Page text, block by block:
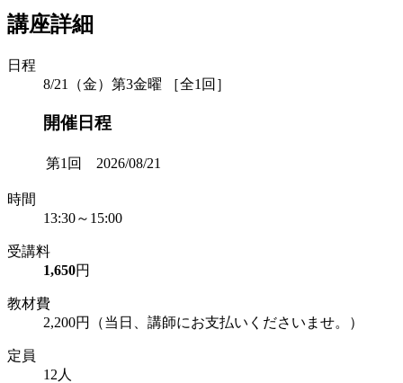
講座詳細
日程
8/21（金）第3金曜 ［全1回］
開催日程
第1回 2026/08/21
時間
13:30～15:00
受講料
1,650円
教材費
2,200円（当日、講師にお支払いくださいませ。）
定員
12人